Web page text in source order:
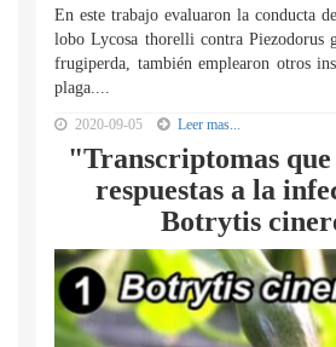
En este trabajo evaluaron la conducta
lobo Lycosa thorelli contra Piezodorus
frugiperda, también emplearon otros
plaga....
2020-09-05 Leer mas...
"Transcriptomas
respuestas a la
Botrytis